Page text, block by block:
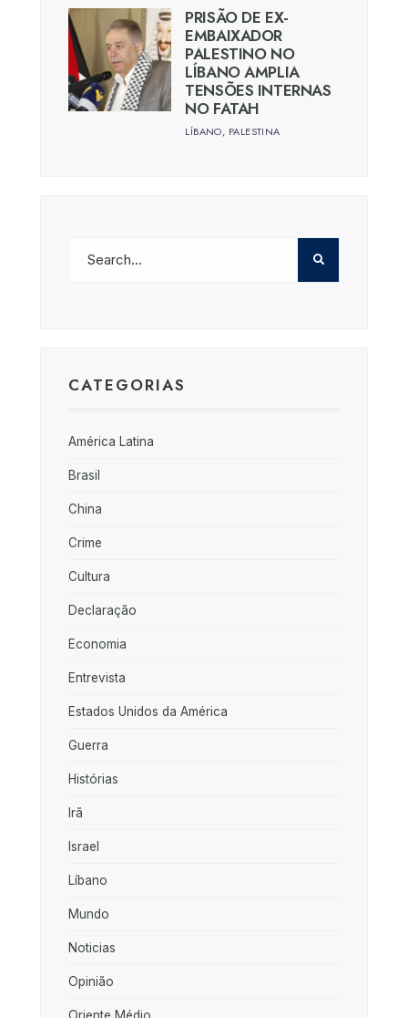
PRISÃO DE EX-
EMBAIXADOR
PALESTINO NO
LÍBANO AMPLIA
TENSÕES INTERNAS
NO FATAH
LÍBANO, PALESTINA
CATEGORIAS
América Latina
Brasil
China
Crime
Cultura
Declaração
Economia
Entrevista
Estados Unidos da América
Guerra
Histórias
Irã
Israel
Líbano
Mundo
Noticias
Opinião
Oriente Médio